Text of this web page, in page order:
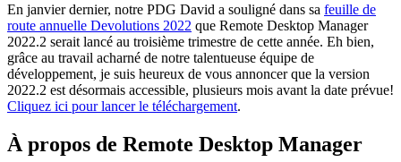
En janvier dernier, notre PDG David a souligné dans sa feuille de
route annuelle Devolutions 2022 que Remote Desktop Manager
2022.2 serait lancé au troisième trimestre de cette année. Eh bien,
grâce au travail acharné de notre talentueuse équipe de
développement, je suis heureux de vous annoncer que la version
2022.2 est désormais accessible, plusieurs mois avant la date prévue!
Cliquez ici pour lancer le téléchargement.
À propos de Remote Desktop Manager